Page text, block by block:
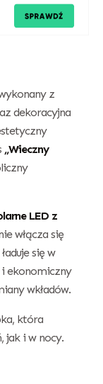
z
dekoracyjna
„Wieczny
LED z
włącza się
się w
i ekonomiczny
wkładów.
która
jak i w nocy.